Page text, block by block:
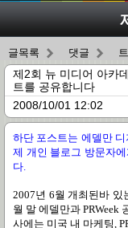
글목록 댓글
제2회 뉴 미디어 아카
트를 공유합니다
2008/10/01 12:02
하단 포스트는 에델만 디
제 개인 블로그 방문자
다.
2007년 6월 개최된바 있
월 말 에델만과 PRWeek
사에는 미국 내 마케팅,